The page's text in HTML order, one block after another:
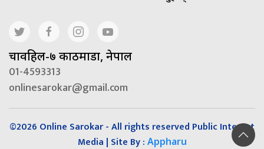
चावहिल-७ काठमाडौं, नेपाल
01-4593313
onlinesarokar@gmail.com
©2026 Online Sarokar - All rights reserved Public Interest
Media | Site By : Appharu